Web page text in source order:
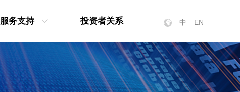
中 EN
服务支持 投资者关系